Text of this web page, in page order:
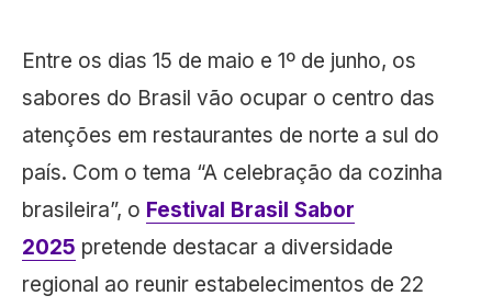
Entre os dias 15 de maio e 1º de junho, os
sabores do Brasil vão ocupar o centro das
atenções em restaurantes de norte a sul do
país. Com o tema “A celebração da cozinha
brasileira”, o Festival Brasil Sabor
2025 pretende destacar a diversidade
regional ao reunir estabelecimentos de 22